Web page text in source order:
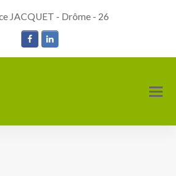
JACQUET - Drôme - 26
FacebookLinkedIn